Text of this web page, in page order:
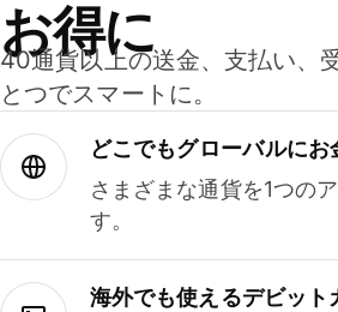
お得に
40通貨以上の送金、支払い、
とつでスマートに。
どこでもグ⁠ロ⁠ー⁠バ⁠ルにお
さまざまな通貨を1つの
す。
海外でも使えるデビット